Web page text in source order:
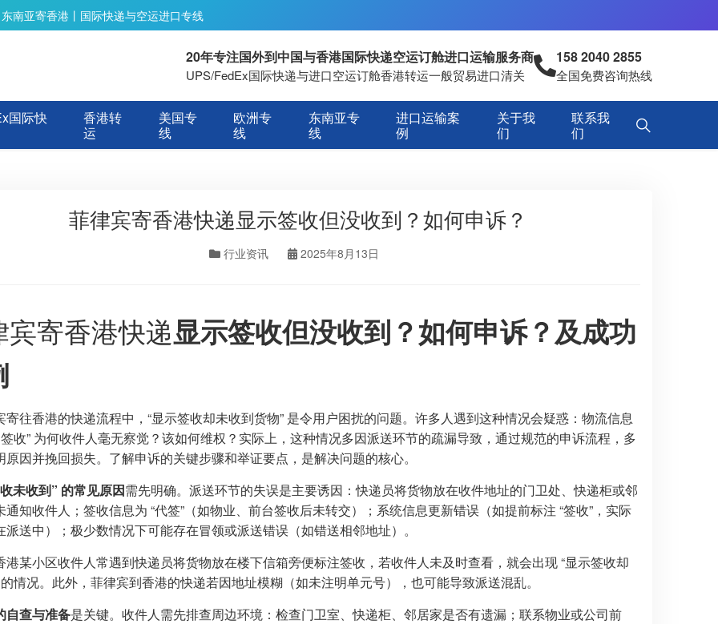
南亚寄香港丨国际快递与空运进口专线
20年专注国外到中国与香港国际快递空运订舱进口运输服务商
UPS/FedEx国际快递与进口空运订舱香港转运一般贸易进口清关
158 2040 2855
全国免费咨询热线
国际快
香港转
运
美国专
线
欧洲专
线
东南亚专
线
进口运输案
例
关于我
们
联系我
们
菲律宾寄香港快递显示签收但没收到？如何申诉？
行业资讯 2025年8月13日
宾寄香港快递显示签收但没收到？如何申诉？及成功
寄往香港的快递流程中，“显示签收却未收到货物” 是令用户困扰的问题。许多人遇到这种情况会疑惑：物流信息
收” 为何收件人毫无察觉？该如何维权？实际上，这种情况多因派送环节的疏漏导致，通过规范的申诉流程，多
原因并挽回损失。了解申诉的关键步骤和举证要点，是解决问题的核心。
未收到” 的常见原因需先明确。派送环节的失误是主要诱因：快递员将货物放在收件地址的门卫处、快递柜或邻
通知收件人；签收信息为 “代签”（如物业、前台签收后未转交）；系统信息更新错误（如提前标注 “签收”，实际
派送中）；极少数情况下可能存在冒领或派送错误（如错送相邻地址）。
港某小区收件人常遇到快递员将货物放在楼下信箱旁便标注签收，若收件人未及时查看，就会出现 “显示签收却
情况。此外，菲律宾到香港的快递若因地址模糊（如未注明单元号），也可能导致派送混乱。
自查与准备是关键。收件人需先排查周边环境：检查门卫室、快递柜、邻居家是否有遗漏；联系物业或公司前